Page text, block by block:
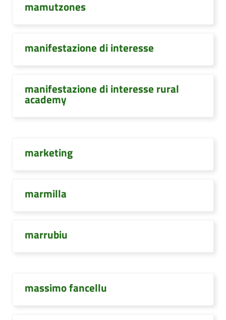
mamutzones
manifestazione di interesse
manifestazione di interesse rural
academy
marketing
marmilla
marrubiu
massimo fancellu